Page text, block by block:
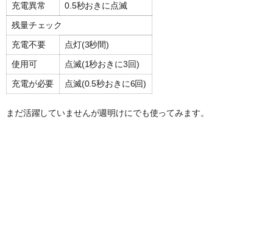
充電異常
0.5秒おきに点滅
残量チェック
充電不要
点灯(3秒間)
使用可
点滅(1秒おきに3回)
充電が必要
点滅(0.5秒おきに6回)
まだ活躍していませんが週明けにでも使ってみます。